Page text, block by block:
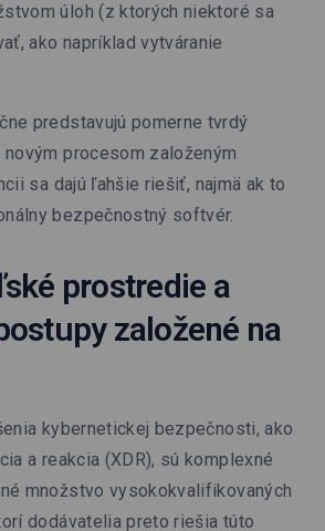
úloh (z ktorých niektoré sa
ako napríklad vytváranie
predstavujú pomerne tvrdý
procesom založeným
sa dajú ľahšie riešiť, najmä ak to
bezpečnostný softvér.
prostredie a
založené na
kybernetickej bezpečnosti, ako
a reakcia (XDR), sú komplexné
množstvo vysokokvalifikovaných
dodávatelia preto riešia túto